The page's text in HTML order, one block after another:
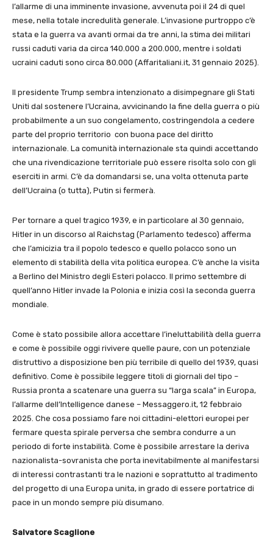
l’allarme di una imminente invasione, avvenuta poi il 24 di quel
mese, nella totale incredulità generale. L’invasione purtroppo c’è
stata e la guerra va avanti ormai da tre anni, la stima dei militari
russi caduti varia da circa 140.000 a 200.000, mentre i soldati
ucraini caduti sono circa 80.000 (Affaritaliani.it, 31 gennaio 2025).
Il presidente Trump sembra intenzionato a disimpegnare gli Stati
Uniti dal sostenere l’Ucraina, avvicinando la fine della guerra o più
probabilmente a un suo congelamento, costringendola a cedere
parte del proprio territorio con buona pace del diritto
internazionale. La comunità internazionale sta quindi accettando
che una rivendicazione territoriale può essere risolta solo con gli
eserciti in armi. C’è da domandarsi se, una volta ottenuta parte
dell’Ucraina (o tutta), Putin si fermerà.
Per tornare a quel tragico 1939, e in particolare al 30 gennaio,
Hitler in un discorso al Raichstag (Parlamento tedesco) afferma
che l’amicizia tra il popolo tedesco e quello polacco sono un
elemento di stabilità della vita politica europea. C’è anche la visita
a Berlino del Ministro degli Esteri polacco. Il primo settembre di
quell’anno Hitler invade la Polonia e inizia così la seconda guerra
mondiale.
Come è stato possibile allora accettare l’ineluttabilità della guerra
e come è possibile oggi rivivere quelle paure, con un potenziale
distruttivo a disposizione ben più terribile di quello del 1939, quasi
definitivo. Come è possibile leggere titoli di giornali del tipo –
Russia pronta a scatenare una guerra su “larga scala” in Europa,
l’allarme dell’Intelligence danese – Messaggero.it, 12 febbraio
2025. Che cosa possiamo fare noi cittadini-elettori europei per
fermare questa spirale perversa che sembra condurre a un
periodo di forte instabilità. Come è possibile arrestare la deriva
nazionalista-sovranista che porta inevitabilmente al manifestarsi
di interessi contrastanti tra le nazioni e soprattutto al tradimento
del progetto di una Europa unita, in grado di essere portatrice di
pace in un mondo sempre più disumano.
Salvatore Scaglione